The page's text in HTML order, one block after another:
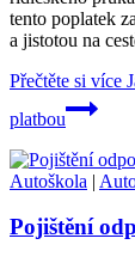
tento poplatek
a jistotou na
Přečtěte si více
platbou
Autoškola |
Pojištění